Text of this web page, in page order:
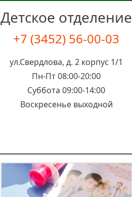
Детское отделение
+7 (3452) 56-00-03
ул.Свердлова, д. 2 корпус 1/1
Пн-Пт 08:00-20:00
Суббота 09:00-14:00
Воскресенье выходной